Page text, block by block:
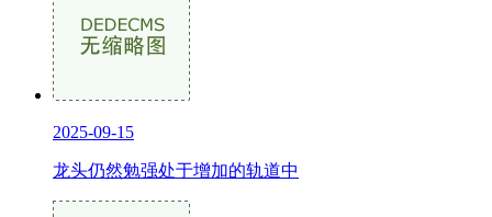
2025-09-15
龙头仍然勉强处于增加的轨道中